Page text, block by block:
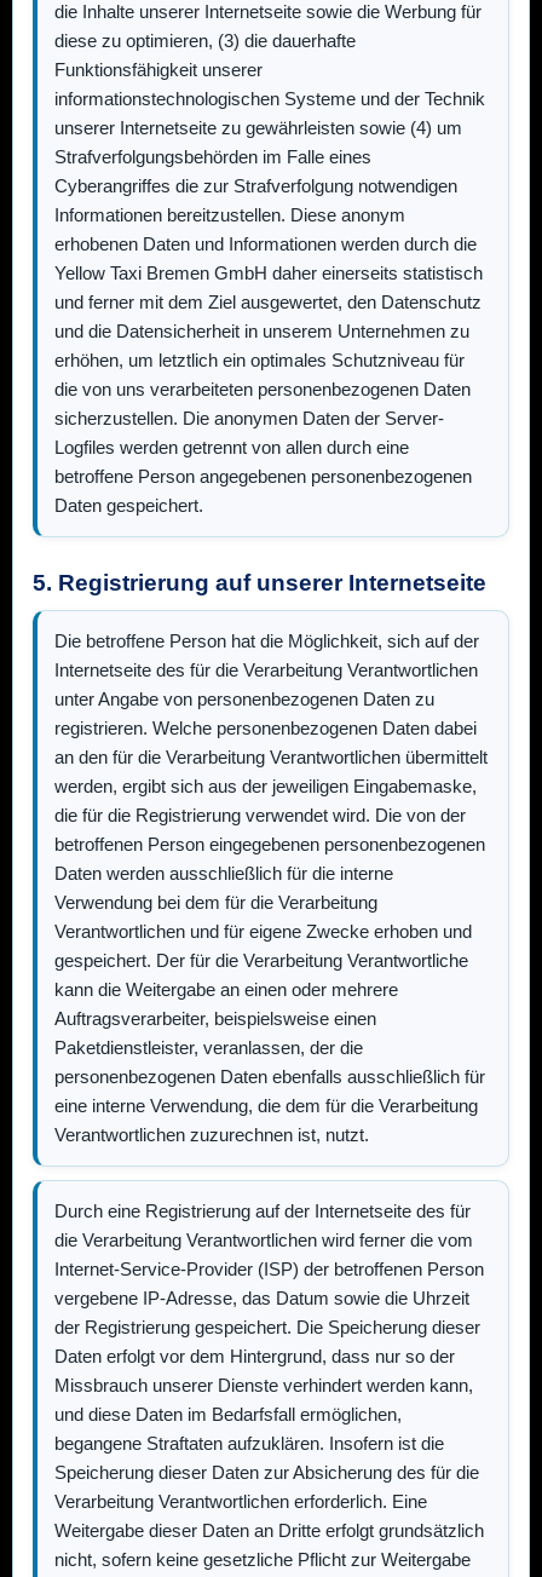
die Inhalte unserer Internetseite sowie die Werbung für
diese zu optimieren, (3) die dauerhafte
Funktionsfähigkeit unserer
informationstechnologischen Systeme und der Technik
unserer Internetseite zu gewährleisten sowie (4) um
Strafverfolgungsbehörden im Falle eines
Cyberangriffes die zur Strafverfolgung notwendigen
Informationen bereitzustellen. Diese anonym
erhobenen Daten und Informationen werden durch die
Yellow Taxi Bremen GmbH daher einerseits statistisch
und ferner mit dem Ziel ausgewertet, den Datenschutz
und die Datensicherheit in unserem Unternehmen zu
erhöhen, um letztlich ein optimales Schutzniveau für
die von uns verarbeiteten personenbezogenen Daten
sicherzustellen. Die anonymen Daten der Server-
Logfiles werden getrennt von allen durch eine
betroffene Person angegebenen personenbezogenen
Daten gespeichert.
5. Registrierung auf unserer Internetseite
Die betroffene Person hat die Möglichkeit, sich auf der
Internetseite des für die Verarbeitung Verantwortlichen
unter Angabe von personenbezogenen Daten zu
registrieren. Welche personenbezogenen Daten dabei
an den für die Verarbeitung Verantwortlichen übermittelt
werden, ergibt sich aus der jeweiligen Eingabemaske,
die für die Registrierung verwendet wird. Die von der
betroffenen Person eingegebenen personenbezogenen
Daten werden ausschließlich für die interne
Verwendung bei dem für die Verarbeitung
Verantwortlichen und für eigene Zwecke erhoben und
gespeichert. Der für die Verarbeitung Verantwortliche
kann die Weitergabe an einen oder mehrere
Auftragsverarbeiter, beispielsweise einen
Paketdienstleister, veranlassen, der die
personenbezogenen Daten ebenfalls ausschließlich für
eine interne Verwendung, die dem für die Verarbeitung
Verantwortlichen zuzurechnen ist, nutzt.
Durch eine Registrierung auf der Internetseite des für
die Verarbeitung Verantwortlichen wird ferner die vom
Internet-Service-Provider (ISP) der betroffenen Person
vergebene IP-Adresse, das Datum sowie die Uhrzeit
der Registrierung gespeichert. Die Speicherung dieser
Daten erfolgt vor dem Hintergrund, dass nur so der
Missbrauch unserer Dienste verhindert werden kann,
und diese Daten im Bedarfsfall ermöglichen,
begangene Straftaten aufzuklären. Insofern ist die
Speicherung dieser Daten zur Absicherung des für die
Verarbeitung Verantwortlichen erforderlich. Eine
Weitergabe dieser Daten an Dritte erfolgt grundsätzlich
nicht, sofern keine gesetzliche Pflicht zur Weitergabe